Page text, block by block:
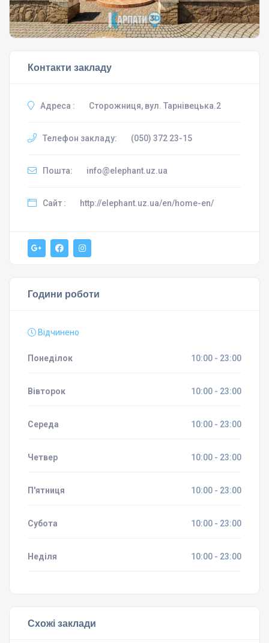
Контакти закладу
Адреса : Сторожниця, вул. Тарнівецька.2
Телефон закладу: (050) 372 23-15
Пошта: info@elephant.uz.ua
Сайт : http://elephant.uz.ua/en/home-en/
Години роботи
Відчинено
Понеділок 10:00 - 23:00
Вівторок 10:00 - 23:00
Середа 10:00 - 23:00
Четвер 10:00 - 23:00
П'ятниця 10:00 - 23:00
Субота 10:00 - 23:00
Неділя 10:00 - 23:00
Схожі заклади